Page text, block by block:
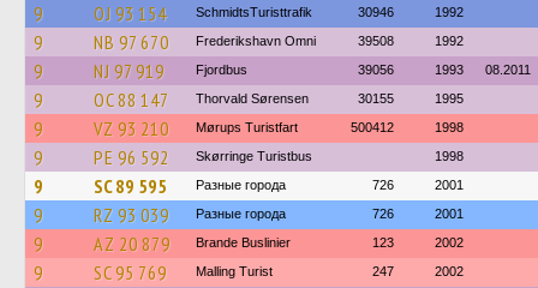
9 OJ 93 154 SchmidtsTuristtrafik 30946 1992
9 NB 97 670 Frederikshavn Omni 39508 1992
9 NJ 97 919 Fjordbus 39056 1993 08.2011
9 OC 88 147 Thorvald Sørensen 30155 1995
9 VZ 93 210 Mørups Turistfart 500412 1998
9 PE 96 592 Skørringe Turistbus 1998
9 SC 89 595 Разные города 726 2001
9 RZ 93 039 Разные города 726 2001
9 AZ 20 879 Brande Buslinier 123 2002
9 SC 95 769 Malling Turist 247 2002